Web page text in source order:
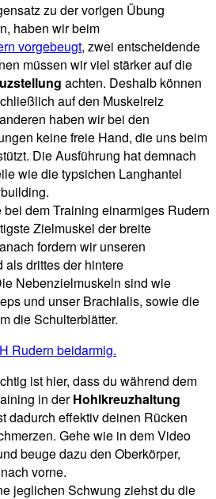
zu der vorigen Übung
haben wir beim
vorgebeugt, zwei entscheidende
müssen wir viel stärker auf die
achten. Deshalb können
auf den Muskelreiz
haben wir bei den
keine freie Hand, die uns beim
Die Ausführung hat demnach
wie die typsichen Langhantel
bei dem Training einarmiges Rudern
Zielmuskel der breite
fordern wir unseren
als drittes der hintere
Nebenzielmuskeln sind wie
und unser Brachialis, sowie die
die Schulterblätter.
ist hier, dass du während dem
in derHohlkreuzhaltung
dadurch effektiv deinen Rücken
Gehe wie in dem Video
beuge dazu den Oberkörper,
vorne.
jeglichen Schwung ziehst du die